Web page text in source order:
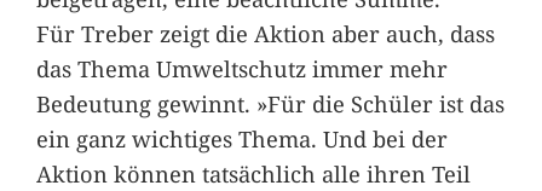
Für Treber zeigt die Aktion aber auch, dass
das Thema Umweltschutz immer mehr
Bedeutung gewinnt. »Für die Schüler ist das
ein ganz wichtiges Thema. Und bei der
Aktion können tatsächlich alle ihren Teil